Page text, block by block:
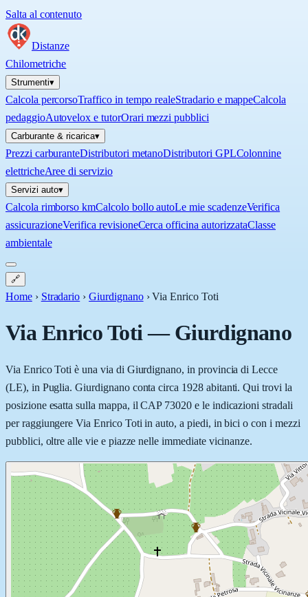
Salta al contenuto
Distanze
Chilometriche
Strumenti▾
Calcola percorsoTraffico in tempo realeStradario e mappeCalcola
pedaggioAutovelox e tutorOrari mezzi pubblici
Carburante & ricarica▾
Prezzi carburanteDistributori metanoDistributori GPLColonnine
elettricheAree di servizio
Servizi auto▾
Calcola rimborso kmCalcolo bollo autoLe mie scadenzeVerifica
assicurazioneVerifica revisioneCerca officina autorizzataClasse
ambientale
🔗
Home › Stradario › Giurdignano ›Via Enrico Toti
Via Enrico Toti—Giurdignano
Via Enrico Toti è una via di Giurdignano, in provincia di Lecce
(LE), in Puglia. Giurdignano conta circa 1928 abitanti. Qui trovi la
posizione esatta sulla mappa, il CAP 73020 e le indicazioni stradali
per raggiungere Via Enrico Toti in auto, a piedi, in bici o con i mezzi
pubblici, oltre alle vie e piazze nelle immediate vicinanze.